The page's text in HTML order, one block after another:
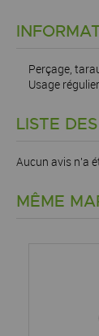
Perçage,
Usage
LISTE
Aucun avis n'a
MÊME